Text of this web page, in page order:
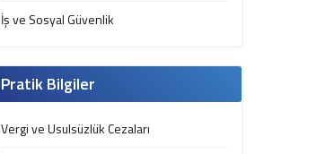
İş ve Sosyal Güvenlik
Pratik Bilgiler
Vergi ve Usulsüzlük Cezaları